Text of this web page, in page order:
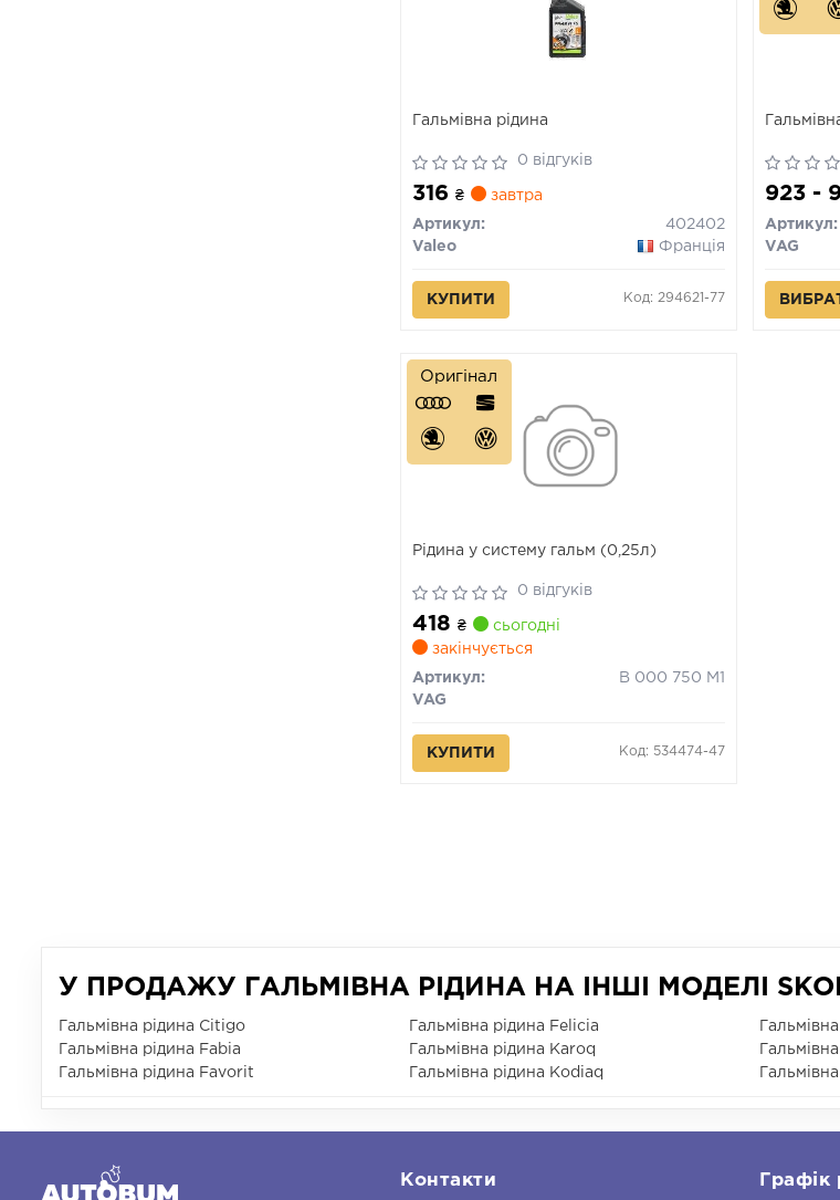
Гальмівна рідина
0 відгуків
316 ₴ завтра
Артикул:
402402
Valeo
Франція
КУПИТИ Код: 294621-77
923 -
Артикул:
VAG
Рідина у систему гальм (0,25л)
0 відгуків
418 ₴
сьогодні
закінчується
Артикул:
B 000 750 M1
VAG
КУПИТИ Код: 534474-47
Оригінал
У ПРОДАЖУ ГАЛЬМІВНА РІДИНА НА ІНШІ МОДЕЛІ
Гальмівна рідина Citigo
Гальмівна рідина Fabia
Гальмівна рідина Favorit
Гальмівна рідина Felicia
Гальмівна рідина Karoq
Гальмівна рідина Kodiaq
Контакти Графік